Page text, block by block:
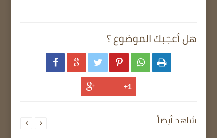
هل أعجبك الموضوع ؟
     
شاهد أيضاً  